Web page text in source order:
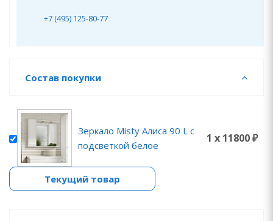
+7 (495) 125-80-77
Состав покупки
Зеркало Misty Алиса 90 L с
подсветкой белое
1 x 11800 ₽
Текущий товар